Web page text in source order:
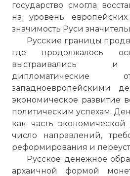
государство смогла
на уровень
значимость Руси
Русские границы
где продолжалось
выстраивались и
дипломатические
западноевропейскими
экономическое развитие
политическим успехам.
как часть
число направлений,
реформирования и
Русское денежное
архаичной формой